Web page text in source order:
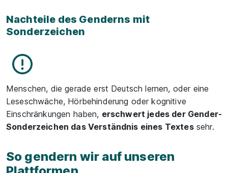
Nachteile des Genderns mit
Sonderzeichen
Menschen, die gerade erst Deutsch lernen, oder eine
Leseschwäche, Hörbehinderung oder kognitive
Einschränkungen haben, erschwert jedes der Gender-
Sonderzeichen das Verständnis eines Textessehr.
So gendern wir auf unseren